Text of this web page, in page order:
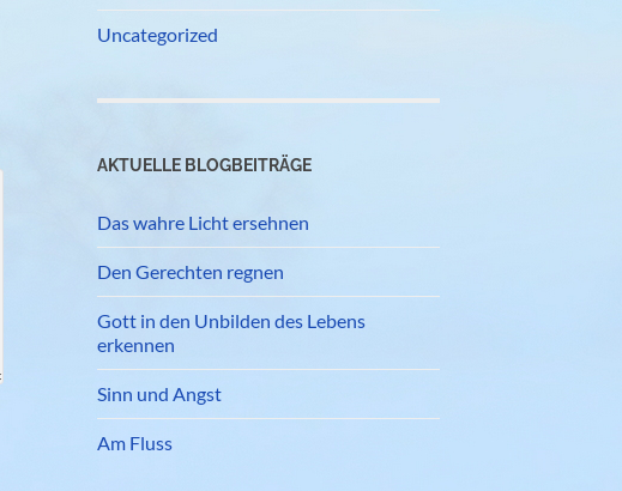
Uncategorized
AKTUELLE BLOGBEITRÄGE
Das wahre Licht ersehnen
Den Gerechten regnen
Gott in den Unbilden des Lebens
erkennen
Sinn und Angst
Am Fluss